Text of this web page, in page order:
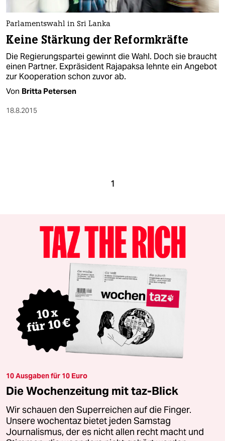
Parlamentswahl in Sri Lanka
Keine Stärkung der Reformkräfte
Die Regierungspartei gewinnt die Wahl. Doch sie braucht
einen Partner. Expräsident Rajapaksa lehnte ein Angebot
zur Kooperation schon zuvor ab.
Von Britta Petersen
18.8.2015
1
10 Ausgaben für 10 Euro
Die Wochenzeitung mit taz-Blick
Wir schauen den Superreichen auf die Finger.
Unsere wochentaz bietet jeden Samstag
Journalismus, der es nicht allen recht macht und